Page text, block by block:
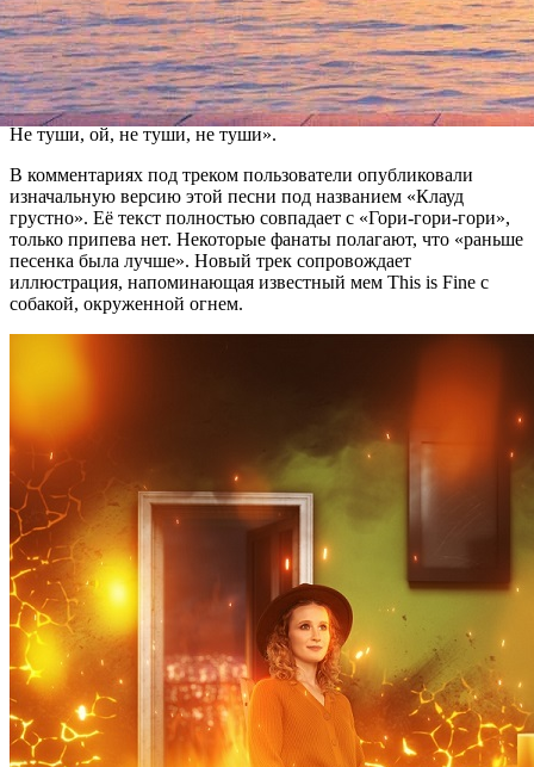
«Теперь зола лежит одна
Как ни вороши, ни ищи — ни души
Гори гори, моя страна
Не туши, ой, не туши, не туши».
В комментариях под треком пользователи опубликовали
изначальную версию этой песни под названием «Клауд
грустно». Её текст полностью совпадает с «Гори-гори-гори»,
только припева нет. Некоторые фанаты полагают, что «раньше
песенка была лучше». Новый трек сопровождает
иллюстрация, напоминающая известный мем This is Fine с
собакой, окруженной огнем.